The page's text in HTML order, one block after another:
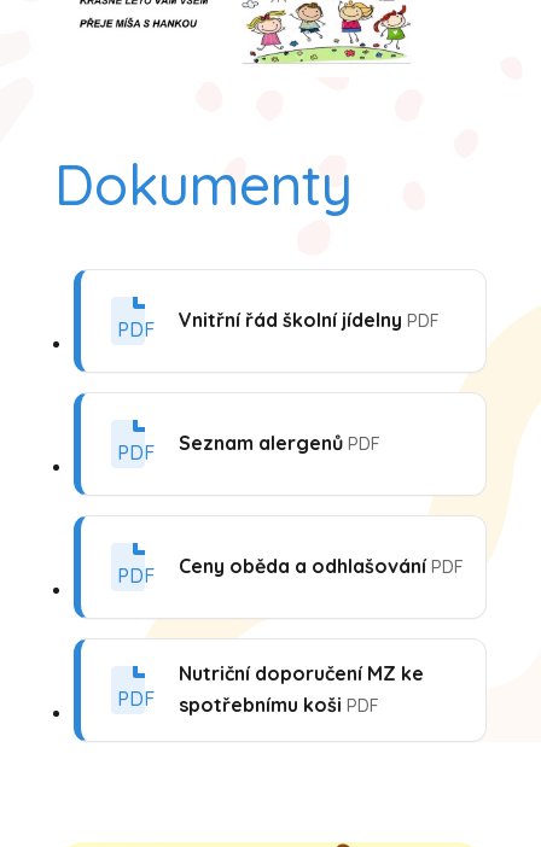
Dokumenty
PDF Vnitřní řád školní jídelny PDF
PDF Seznam alergenů PDF
PDF Ceny oběda a odhlašování PDF
PDF
Nutriční doporučení MZ ke
spotřebnímu koši PDF